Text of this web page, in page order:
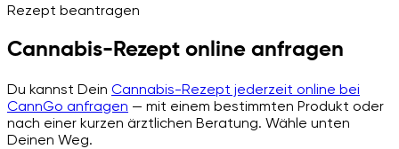
Rezept beantragen
Cannabis-Rezept online anfragen
Du kannst Dein Cannabis-Rezept jederzeit online bei
CannGo anfragen — mit einem bestimmten Produkt oder
nach einer kurzen ärztlichen Beratung. Wähle unten
Deinen Weg.